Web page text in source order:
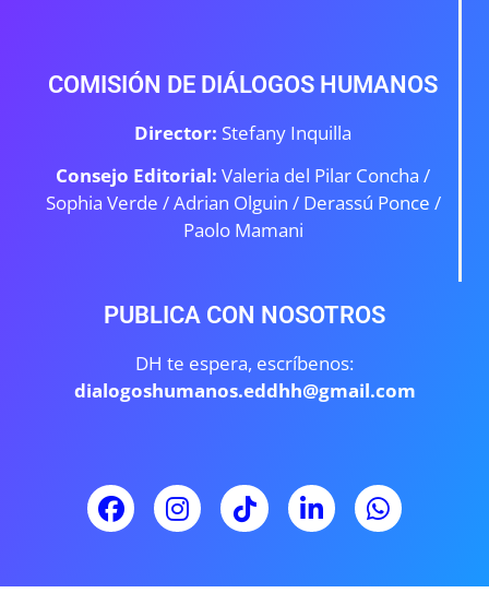
COMISIÓN DE DIÁLOGOS HUMANOS
Director: Stefany Inquilla
Consejo Editorial: Valeria del Pilar Concha /
Sophia Verde /Adrian Olguin / Derassú Ponce /
Paolo Mamani
PUBLICA CON NOSOTROS
DH te espera, escríbenos:
dialogoshumanos.eddhh@gmail.com